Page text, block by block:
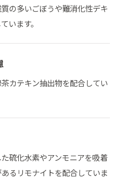
の多いごぼうや難消化性デキ
います。
カテキン抽出物を配合してい
硫化水素やアンモニアを吸着
るリモナイトを配合していま